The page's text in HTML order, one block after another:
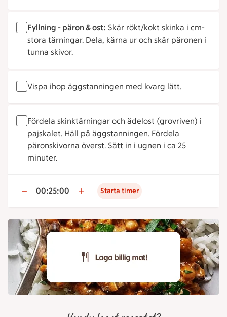
Fyllning - päron & ost: Skär rökt/kokt skinka i cm-
stora tärningar. Dela, kärna ur och skär päronen i
tunna skivor.
Vispa ihop äggstanningen med kvarg lätt.
Fördela skinktärningar och ädelost (grovriven) i
pajskalet. Häll på äggstanningen. Fördela
päronskivorna överst. Sätt in i ugnen i ca 25
minuter.
00:25:00 Starta timer